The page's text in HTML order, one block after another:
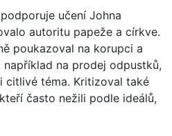
učení Johna
autoritu papeže a církve.
poukazoval na korupci a
na prodej odpustků,
téma. Kritizoval také
často nežili podle ideálů,